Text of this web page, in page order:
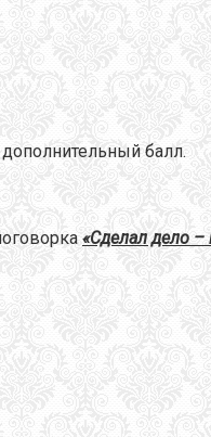
балл.
«Сделал дело –